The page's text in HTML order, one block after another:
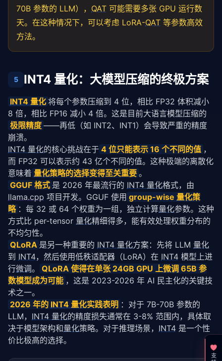
70B 参数的 LLM）， QAT 可能需要多张 GPU 运行数
天。在这种情况下，可以考虑 LoRA-QAT 等参数高效
方法。
5 INT4 量化：大模型压缩的终极方案
INT4 量化 将每个参数压缩到 4 位，相比 FP32 体积减小
8 倍，相比 FP16 减小 4 倍。这是目前大语言模型压缩的
极限精度 ——再低（如 INT2、INT1）会导致严重的精度
崩溃。
INT4 量化的核心挑战在于 4 位只能表示 16 个不同的值 ，
而 FP32 可以表示约 43 亿个不同的值。这种极端的离散化
意味着 量化策略的选择变得至关重要 。
GGUF 格式 是 2026 年最流行的 INT4 量化
llama.cpp 项目开发。GGUF 使用 group-wise 量化策
略 ：每 32 或 64 个权重为一组，独立计算量化参数。这种
方式比 per-tensor 量化精细得多，能有效处理权重分布的
不均匀性。
QLoRA 是另一种重要的 INT4 量化方案：先将 LLM 量化
到 INT4，然后使用低秩适配器（LoRA）在 INT4 模型上进
行微调。 QLoRA 使得在单张 24GB GPU 上微调 65B 参
数模型成为可能 ，这是 2023-2026 年 AI 民主化的关键技
术之一。
2026 年的 INT4 量化实践表明 ：对于 7B-70B 参数的
LLM， INT4 量化的精度损失通常在 3-8% 范围内，具体取
决于模型架构和量化策略。对于推理场景， INT4 是一个性
价比极高的选择。